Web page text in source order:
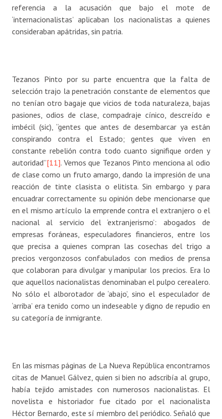
referencia a la acusación que bajo el mote de
‘internacionalistas’ aplicaban los nacionalistas a quienes
consideraban apátridas, sin patria.
Tezanos Pinto por su parte encuentra que la falta de
selección trajo la penetración constante de elementos que
no tenían otro bagaje que vicios de toda naturaleza, bajas
pasiones, odios de clase, compadraje cínico, descreído e
imbécil (sic), “gentes que antes de desembarcar ya están
conspirando contra el Estado; gentes que viven en
constante rebelión contra todo cuanto signifique orden y
autoridad”[11]. Vemos que Tezanos Pinto menciona al odio
de clase como un fruto amargo, dando la impresión de una
reacción de tinte clasista o elitista. Sin embargo y para
encuadrar correctamente su opinión debe mencionarse que
en el mismo artículo la emprende contra el extranjero o el
nacional al servicio del ‘extranjerismo’: abogados de
empresas foráneas, especuladores financieros, entre los
que precisa a quienes compran las cosechas del trigo a
precios vergonzosos confabulados con medios de prensa
que colaboran para divulgar y manipular los precios. Era lo
que aquellos nacionalistas denominaban el pulpo cerealero.
No sólo el alborotador de ‘abajo’, sino el especulador de
‘arriba’ era tenido como un indeseable y digno de repudio en
su categoría de inmigrante.
En las mismas páginas de La Nueva República encontramos
citas de Manuel Gálvez, quien si bien no adscribía al grupo,
había tejido amistades con numerosos nacionalistas. El
novelista e historiador fue citado por el nacionalista
Héctor Bernardo, este sí miembro del periódico. Señaló que